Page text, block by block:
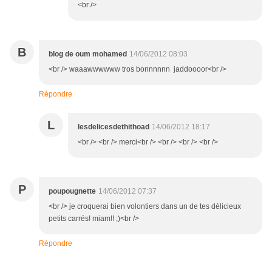
<br />
B blog de oum mohamed 14/06/2012 08:03
<br /> waaawwwwww tros bonnnnnn jaddoooor<br />
Répondre
L lesdelicesdethithoad 14/06/2012 18:17
<br /> <br /> merci<br /> <br /> <br /> <br />
P poupougnette 14/06/2012 07:37
<br /> je croquerai bien volontiers dans un de tes délicieux
petits carrés! miam!! ;)<br />
Répondre